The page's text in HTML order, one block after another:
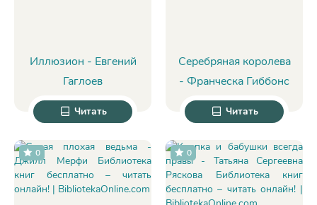
Иллюзион - Евгений
Гаглоев
Читать
Серебряная королева
- Франческа Гиббонс
Читать
0 0